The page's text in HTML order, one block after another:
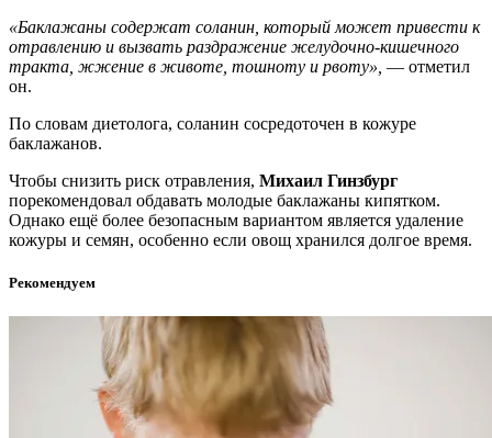
«Баклажаны содержат соланин, который может привести к
отравлению и вызвать раздражение желудочно-кишечного
тракта, жжение в животе, тошноту и рвоту», — отметил
он.
По словам диетолога, соланин сосредоточен в кожуре
баклажанов.
Чтобы снизить риск отравления, Михаил Гинзбург
порекомендовал обдавать молодые баклажаны кипятком.
Однако ещё более безопасным вариантом является удаление
кожуры и семян, особенно если овощ хранился долгое время.
Рекомендуем